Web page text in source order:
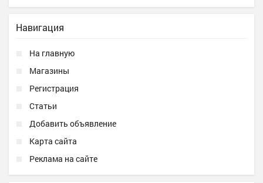
Навигация
На главную
Магазины
Регистрация
Статьи
Добавить объявление
Карта сайта
Реклама на сайте